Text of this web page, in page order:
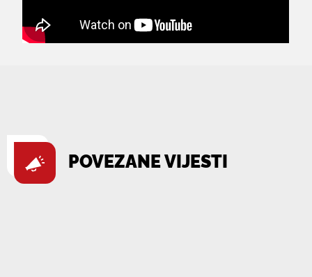
POVEZANE VIJESTI